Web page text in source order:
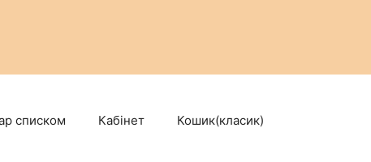
списком Кабінет Кошик(класик)